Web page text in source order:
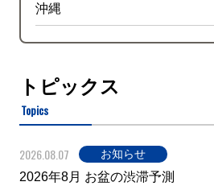
沖縄
トピックス
Topics
2026.08.07 お知らせ
2026年8月 お盆の渋滞予測